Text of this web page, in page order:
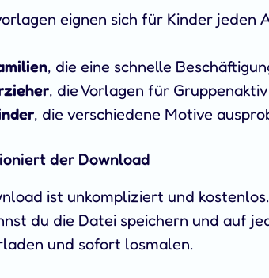
eignen sich für Kinder jeden
, die eine schnelle
, die Vorlagen für
, die verschiedene Motive
der Download
ist unkompliziert und
du die Datei speichern und auf
und sofort losmalen.